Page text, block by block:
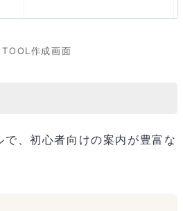
TOOL作成画面
で、初心者向けの案内が豊富な